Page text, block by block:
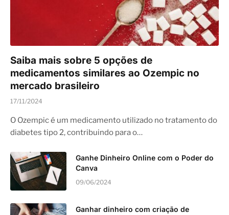
Saiba mais sobre 5 opções de
medicamentos similares ao Ozempic no
mercado brasileiro
17/11/2024
O Ozempic é um medicamento utilizado no tratamento do
diabetes tipo 2, contribuindo para o…
Ganhe Dinheiro Online com o Poder do
Canva
09/06/2024
Ganhar dinheiro com criação de